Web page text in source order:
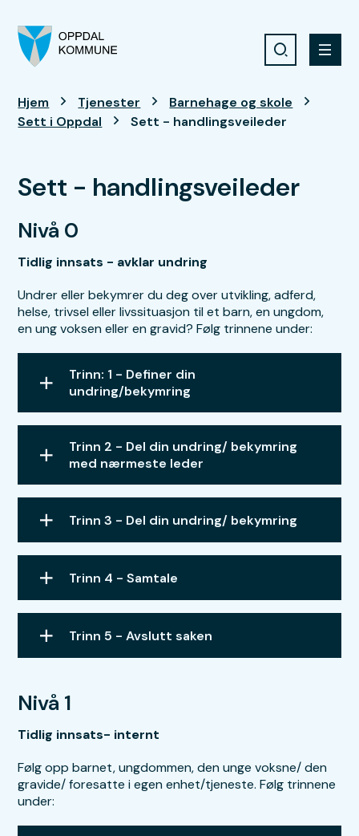
Søk Meny
Du er her:
Hjem Tjenester
Barnehage og skole
Sett i Oppdal
Sett - handlingsveileder
Sett - handlingsveileder
Nivå 0
Tidlig innsats - avklar undring
Undrer eller bekymrer du deg over utvikling, adferd,
helse, trivsel eller livssituasjon til et barn, en ungdom,
en ung voksen eller en gravid? Følg trinnene under:
Trinn: 1 - Definer din
undring/bekymring
Trinn 2 - Del din undring/ bekymring
med nærmeste leder
Trinn 3 - Del din undring/ bekymring
Trinn 4 - Samtale
Trinn 5 - Avslutt saken
Nivå 1
Tidlig innsats- internt
Følg opp barnet, ungdommen, den unge voksne/ den
gravide/ foresatte i egen enhet/tjeneste. Følg trinnene
under: